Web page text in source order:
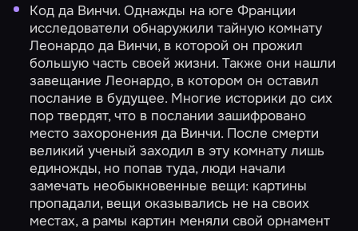
Код да Винчи.Однажды на юге Франции
исследователи обнаружили тайную комнату
Леонардо да Винчи, в которой он прожил
большую часть своей жизни. Также они нашли
завещание Леонардо, в котором он оставил
послание в будущее. Многие историки до сих
пор твердят, что в послании зашифровано
место захоронения да Винчи. После смерти
великий ученый заходил в эту комнату лишь
единожды, но попав туда, люди начали
замечать необыкновенные вещи: картины
пропадали, вещи оказывались не на своих
местах, а рамы картин меняли свой орнамент